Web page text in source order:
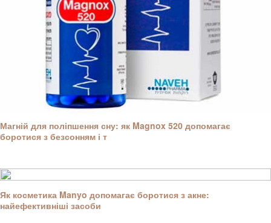
Магній для поліпшення сну: як Magnox 520 допомагає
боротися з безсонням і т
Як косметика Manyo допомагає боротися з акне:
найефективніші засоби